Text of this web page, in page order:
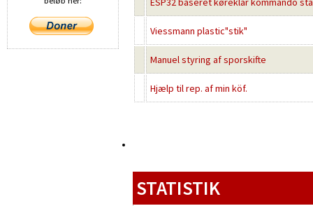
Viessmann plastic"stik"
Manuel styring af sporskifte
Hjælp til rep. af min köf.
STATISTIK